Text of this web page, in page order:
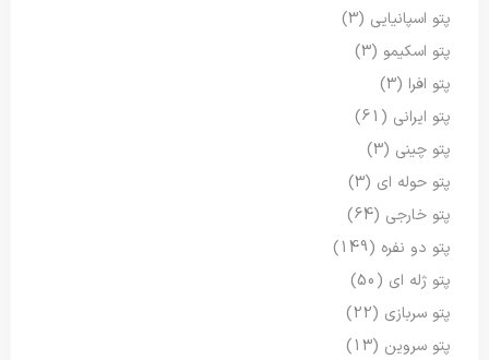
پتو اسپانیایی (3)
پتو اسکیمو (3)
پتو افرا (3)
پتو ایرانی (61)
پتو چینی (3)
پتو حوله ای (3)
پتو خارجی (64)
پتو دو نفره (149)
پتو ژله ای (50)
پتو سربازی (22)
پتو سروین (13)